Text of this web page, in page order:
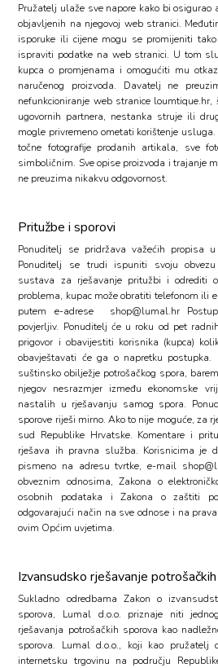
Pružatelj ulaže sve napore kako bi
objavljenih na njegovoj web stranici.
isporuke ili cijene mogu se promijeniti
ispraviti podatke na web stranici. U tom
kupca o promjenama i omogućiti mu
naručenog proizvoda. Davatelj ne
nefunkcioniranje web stranice
ugovornih partnera, nestanka struje ili
mogle privremeno ometati korištenje
točne fotografije prodanih artikala, sve
simboličnim. Sve opise proizvoda i trajanje
ne preuzima nikakvu odgovornost.
Pritužbe i sporovi
Ponuditelj se pridržava važećih propisa
Ponuditelj se trudi ispuniti svoju
sustava za rješavanje pritužbi i odrediti
problema, kupac može obratiti telefonom ili
putem e-adrese shop@lumal.hr
povjerljiv. Ponuditelj će u roku od pet
prigovor i obavijestiti korisnika (kupca)
obavještavati će ga o napretku
suštinsko obilježje potrošačkog spora,
njegov nesrazmjer između ekonomske
nastalih u rješavanju samog spora.
sporove riješi mirno. Ako to nije moguće, za
sud Republike Hrvatske. Komentare i
rješava ih pravna služba. Korisnicima je
pismeno na adresu tvrtke, e-mail
obveznim odnosima, Zakona o
osobnih podataka i Zakona o zaštiti
odgovarajući način na sve odnose i na
ovim Općim uvjetima.
Izvansudsko rješavanje
Sukladno odredbama Zakon o
sporova, Lumal d.o.o. priznaje niti
rješavanja potrošačkih sporova kao
sporova. Lumal d.o.o., koji kao pružatelj
internetsku trgovinu na području